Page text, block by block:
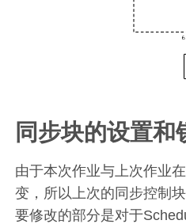
同步块的设置和
由于本次作业与上次作业
变，所以上次的同步控制
要修改的部分是对于